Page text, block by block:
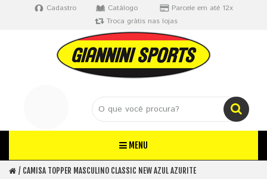
Cadastro Catálogo
Parcele em até 12x
Troca grátis nas lojas
MENU
CAMISA TOPPER MASCULINO CLASSIC NEW AZUL AZURITE